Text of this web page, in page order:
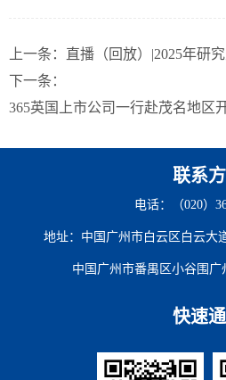
上一条： 直播（回放）|2025年研
下一条：
365英国上市公司一行赴茂名地区
联系
电话：（020）
地址：中国广州市白云区白云大
中国广州市番禺区小谷围广州
快速